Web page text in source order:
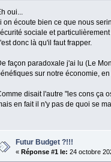
oui...
on écoute bien ce que nous
sociale et particulièrement
donc là qu'il faut frapper.
façon paradoxale j'ai lu (Le
sur notre économie,
disait l'autre "les cons ça
en fait il n'y pas de quoi se
Futur Budget ?!!!
« Réponse #1 le: 24 octobre